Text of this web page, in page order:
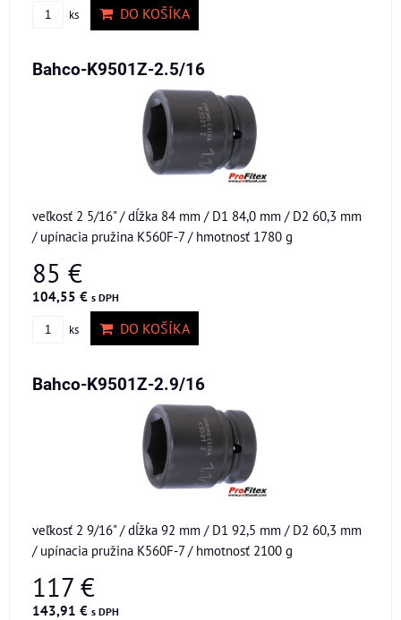
ks DO KOŠÍKA
Bahco-K9501Z-2.5/16
veľkosť 2 5/16" / dĺžka 84 mm / D1 84,0 mm / D2 60,3 mm
/ upínacia pružina K560F-7 / hmotnosť 1780 g
85 €
104,55 € s DPH
ks DO KOŠÍKA
Bahco-K9501Z-2.9/16
veľkosť 2 9/16" / dĺžka 92 mm / D1 92,5 mm / D2 60,3 mm
/ upínacia pružina K560F-7 / hmotnosť 2100 g
117 €
143,91 € s DPH